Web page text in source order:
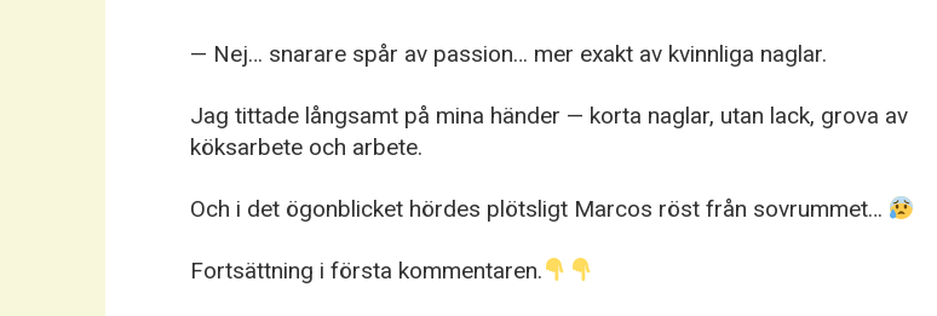
— Nej… snarare spår av passion… mer exakt av kvinnliga naglar.
Jag tittade långsamt på mina händer — korta naglar, utan lack, grova av
köksarbete och arbete.
Och i det ögonblicket hördes plötsligt Marcos röst från sovrummet…
Fortsättning i första kommentaren.